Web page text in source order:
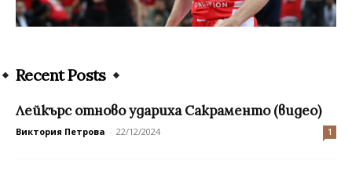
Recent Posts
Лейкърс отново удариха Сакраменто (видео)
Виктория Петрова - 22/12/2024 1